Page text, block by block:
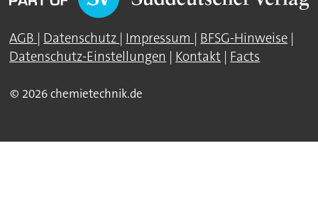
AGB | Datenschutz | Impressum | BFSG-Hinweise |
Datenschutz-Einstellungen | Kontakt | Facts
© 2026 chemietechnik.de